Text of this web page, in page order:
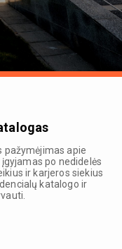
pažymėjimas apie
po nedidelės
ir karjeros siekius
katalogo ir